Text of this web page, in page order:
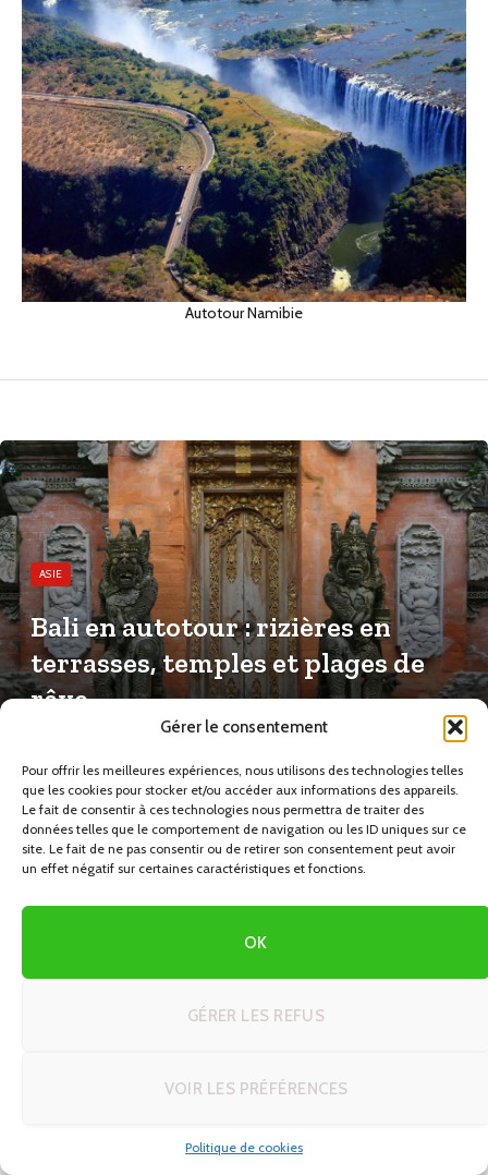
Gérer le consentement
Pour offrir les meilleures expériences, nous utilisons des technologies telles
que les cookies pour stocker et/ou accéder aux informations des appareils.
Le fait de consentir à ces technologies nous permettra de traiter des
données telles que le comportement de navigation ou les ID uniques sur ce
site. Le fait de ne pas consentir ou de retirer son consentement peut avoir
un effet négatif sur certaines caractéristiques et fonctions.
OK
GÉRER LES REFUS
VOIR LES PRÉFÉRENCES
Politique de cookies
Autotour Namibie
Autotour à Bali
ASIE
Bali en autotour : rizières en
terrasses, temples et plages de
rêve
Partez à la découverte de l’île des dieux en autotour et
explorez ses trésors naturels et culturels à votre rythme.
Bali, cette destination de rêve, vous offre une variété de
paysages à couper le souffle, des rizières en terrasses
votre propre itinéraire et de vous immerger dans la culture
expérience unique